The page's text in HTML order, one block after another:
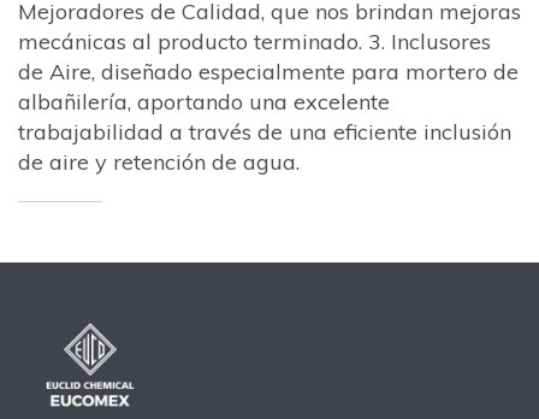
Mejoradores de Calidad, que nos brindan mejoras
mecánicas al producto terminado. 3. Inclusores
de Aire, diseñado especialmente para mortero de
albañilería, aportando una excelente
trabajabilidad a través de una eficiente inclusión
de aire y retención de agua.